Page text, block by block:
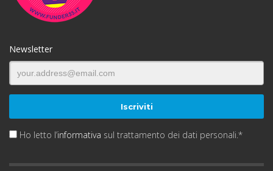
Newsletter
Ho letto l’informativa sul trattamento dei dati personali.*